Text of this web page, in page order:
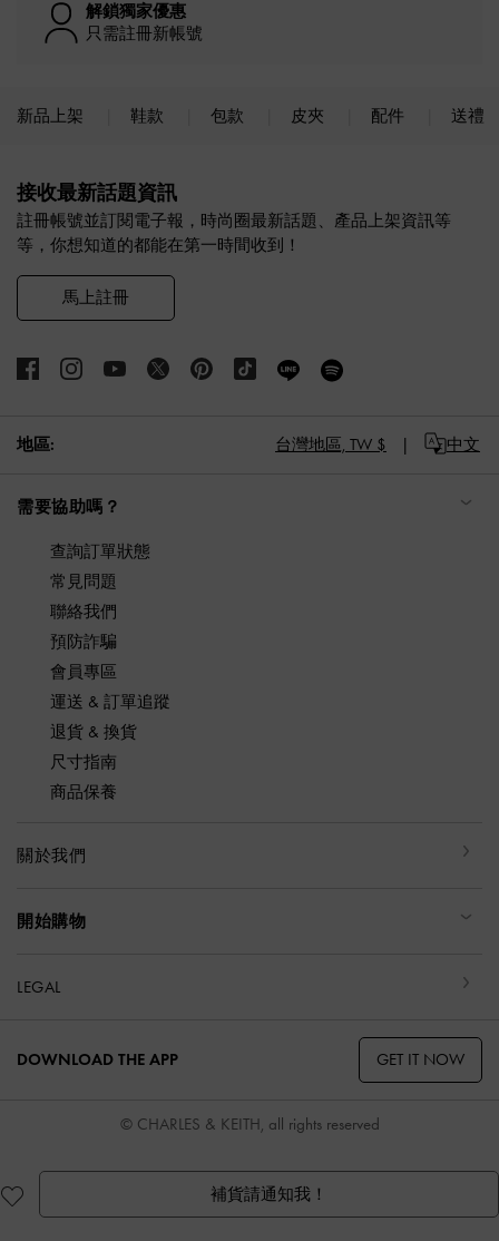
補貨請通知我！
解鎖獨家優惠
只需註冊新帳號
新品上架 鞋款 包款 皮夾 配件 送禮
接收最新話題資訊
註冊帳號並訂閱電子報，時尚圈最新話題、產品上架資訊等
等，你想知道的都能在第一時間收到！
馬上註冊
地區: 台灣地區, TW $ 中文
需要協助嗎？
查詢訂單狀態
常見問題
聯絡我們
預防詐騙
會員專區
運送 & 訂單追蹤
退貨 & 換貨
尺寸指南
商品保養
關於我們
開始購物
LEGAL
DOWNLOAD THE APP GET IT NOW
© CHARLES & KEITH, all rights reserved